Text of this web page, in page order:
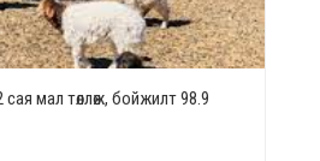
мал төллөж, бойжилт 98.9